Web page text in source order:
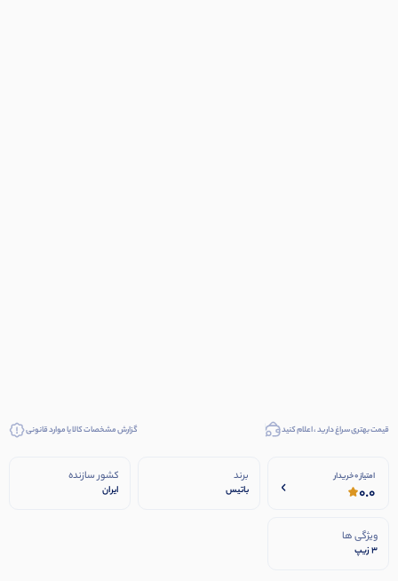
قیمت بهتری سراغ دارید ، اعلام کنید گزارش مشخصات کالا یا موارد قانونی
امتیاز 0 خریدار
0.0
برند
باتیس
کشور سازنده
ایران
ویژگی ها
3 زیپ